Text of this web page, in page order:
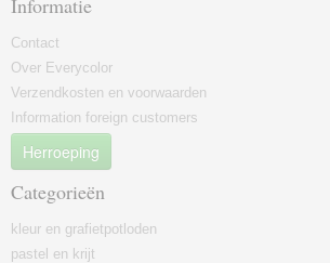
Informatie
Contact
Over Everycolor
Verzendkosten en voorwaarden
Information foreign customers
Herroeping
Categorieën
kleur en grafietpotloden
pastel en krijt